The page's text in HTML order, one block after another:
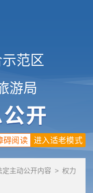
范区
游局
进入适老模式
碍阅读
定主动公开内容 > 权力